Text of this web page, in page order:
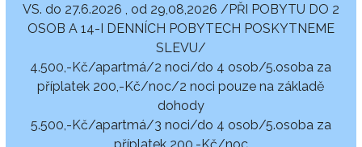
VS. do 27.6.2026 , od 29,08,2026 /PŘI POBYTU DO 2
OSOB A 14-I DENNÍCH POBYTECH POSKYTNEME
SLEVU/
4.500,-Kč/apartmá/2 noci/do 4 osob/5.osoba za
příplatek 200,-Kč/noc/2 noci pouze na základě
dohody
5.500,-Kč/apartmá/3 noci/do 4 osob/5.osoba za